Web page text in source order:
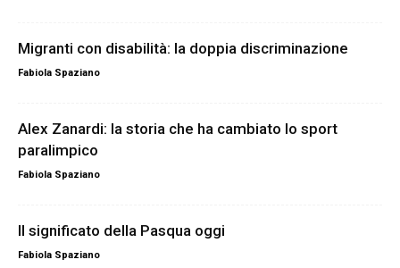
Migranti con disabilità: la doppia discriminazione
Fabiola Spaziano
Alex Zanardi: la storia che ha cambiato lo sport
paralimpico
Fabiola Spaziano
Il significato della Pasqua oggi
Fabiola Spaziano